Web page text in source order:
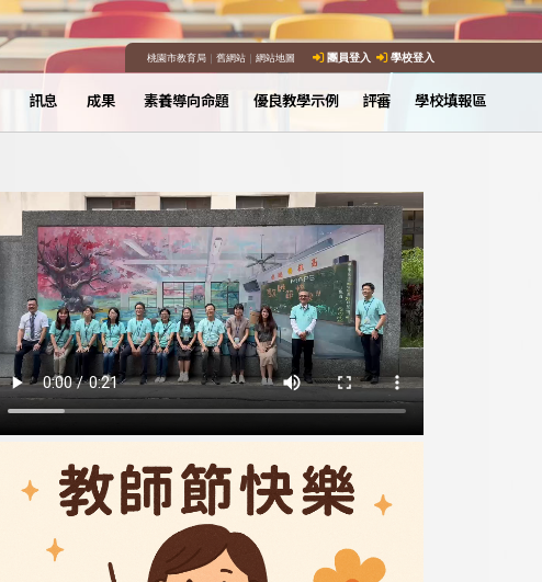
桃園市教育局｜ 舊網站｜ 網站地圖 團員登入 學校登入
訊息 成果 素養導向命題 優良教學示例 評審 學校填報區